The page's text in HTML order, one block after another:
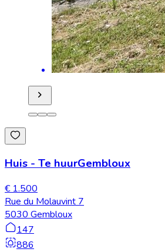
Huis - Te huurGembloux
€ 1.500
Rue du Molauvint 7
5030 Gembloux
147
886